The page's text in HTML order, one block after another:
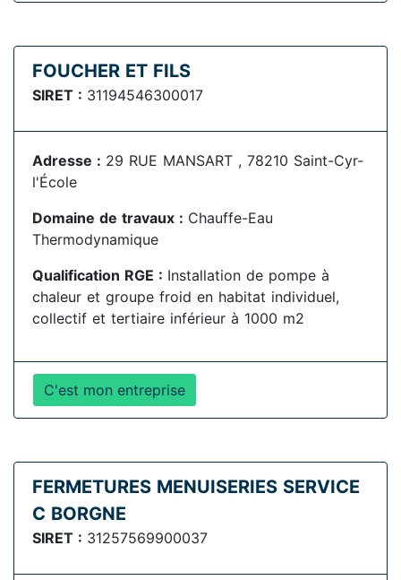
FOUCHER ET FILS
SIRET : 31194546300017
Adresse : 29 RUE MANSART , 78210 Saint-Cyr-
l'École
Domaine de travaux : Chauffe-Eau
Thermodynamique
Qualification RGE : Installation de pompe à
chaleur et groupe froid en habitat individuel,
collectif et tertiaire inférieur à 1000 m2
C'est mon entreprise
FERMETURES MENUISERIES SERVICE
C BORGNE
SIRET : 31257569900037